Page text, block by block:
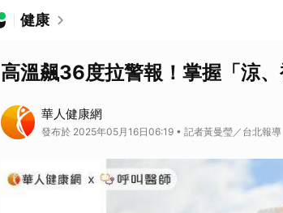
健康
高溫飆36度拉警報！掌握「涼
華人健康網
發布於 2025年05月16日06:19 • 記者黃曼瑩／台北報導